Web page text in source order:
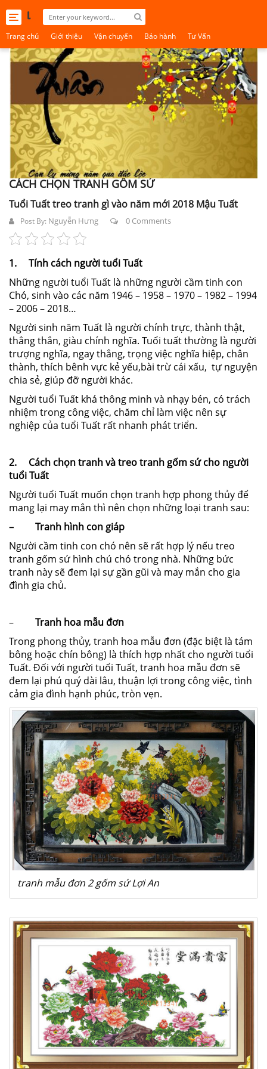
Toggle
navigation
Trang chủ Giới thiệu Vận chuyển Bảo hành Tư Vấn
CÁCH CHỌN TRANH GỐM SỨ
Tuổi Tuất treo tranh gì vào năm mới 2018 Mậu Tuất
Post By: Nguyễn Hưng 0 Comments
1. Tính cách người tuổi Tuất
Những người tuổi Tuất là những người cầm tinh con
Chó, sinh vào các năm 1946 – 1958 – 1970 – 1982 – 1994
– 2006 – 2018…
Người sinh năm Tuất là người chính trực, thành thật,
thẳng thắn, giàu chính nghĩa. Tuổi tuất thường là người
trượng nghĩa, ngay thẳng, trọng việc nghĩa hiệp, chân
thành, thích bênh vực kẻ yếu,bài trừ cái xấu, tự nguyện
chia sẻ, giúp đỡ người khác.
Người tuổi Tuất khá thông minh và nhạy bén, có trách
nhiệm trong công việc, chăm chỉ làm việc nên sự
nghiệp của tuổi Tuất rất nhanh phát triển.
2. Cách chọn tranh và treo tranh gốm sứ cho người
tuổi Tuất
Người tuổi Tuất muốn chọn tranh hợp phong thủy để
mang lại may mắn thì nên chọn những loại tranh sau:
– Tranh hình con giáp
Người cầm tinh con chó nên sẽ rất hợp lý nếu treo
tranh gốm sứ hình chú chó trong nhà. Những bức
tranh này sẽ đem lại sự gần gũi và may mắn cho gia
đình gia chủ.
–
Tranh hoa mẫu đơn
Trong phong thủy, tranh hoa mẫu đơn (đặc biệt là tám
bông hoặc chín bông) là thích hợp nhất cho người tuổi
Tuất. Đối với người tuổi Tuất, tranh hoa mẫu đơn sẽ
đem lại phú quý dài lâu, thuận lợi trong công việc, tình
cảm gia đình hạnh phúc, tròn vẹn.
tranh mẫu đơn 2 gốm sứ Lợi An